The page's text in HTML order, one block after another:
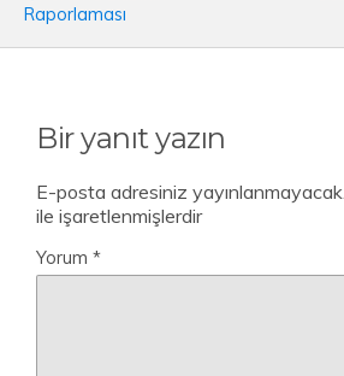
Raporlaması
Bir yanıt yazın
E-posta adresiniz yayınlanmayacak.
ile işaretlenmişlerdir
Yorum *